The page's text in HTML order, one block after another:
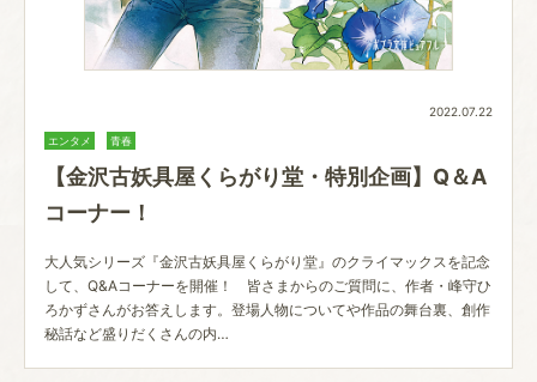
2022.07.22
エンタメ 青春
【金沢古妖具屋くらがり堂・特別企画】Q＆A
コーナー！
大人気シリーズ『金沢古妖具屋くらがり堂』のクライマックスを記念
して、Q&Aコーナーを開催！ 皆さまからのご質問に、作者・峰守ひ
ろかずさんがお答えします。登場人物についてや作品の舞台裏、創作
秘話など盛りだくさんの内…